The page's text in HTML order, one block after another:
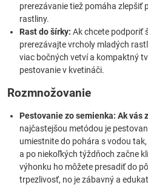
prerezávanie tiež pomáha zlepšiť
rastliny.
Rast do šírky: Ak chcete podporiť
prerezávajte vrcholy mladých
viac bočných vetví a kompaktný
pestovanie v kvetináči.
Rozmnožovanie
Pestovanie zo semienka: Ak vás
najčastejšou metódou je
umiestnite do pohára s vodou
a po niekoľkých týždňoch začne
výhonku ho môžete presadiť do
trpezlivosť, no je zábavný a